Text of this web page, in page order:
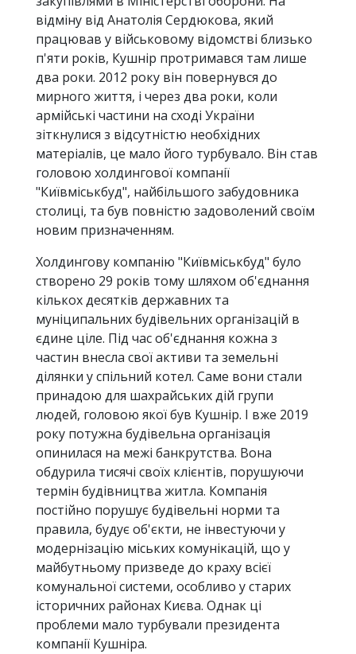
відміну від Анатолія Сердюкова, який
працював у військовому відомстві близько
п'яти років, Кушнір протримався там лише
два роки. 2012 року він повернувся до
мирного життя, і через два роки, коли
армійські частини на сході України
зіткнулися з відсутністю необхідних
матеріалів, це мало його турбувало. Він став
головою холдингової компанії
"Київміськбуд", найбільшого забудовника
столиці, та був повністю задоволений своїм
новим призначенням.
Холдингову компанію "Київміськбуд" було
створено 29 років тому шляхом об'єднання
кількох десятків державних та
муніципальних будівельних організацій в
єдине ціле. Під час об'єднання кожна з
частин внесла свої активи та земельні
ділянки у спільний котел. Саме вони стали
принадою для шахрайських дій групи
людей, головою якої був Кушнір. І вже 2019
року потужна будівельна організація
опинилася на межі банкрутства. Вона
обдурила тисячі своїх клієнтів, порушуючи
термін будівництва житла. Компанія
постійно порушує будівельні норми та
правила, будує об'єкти, не інвестуючи у
модернізацію міських комунікацій, що у
майбутньому призведе до краху всієї
комунальної системи, особливо у старих
історичних районах Києва. Однак ці
проблеми мало турбували президента
компанії Кушніра.